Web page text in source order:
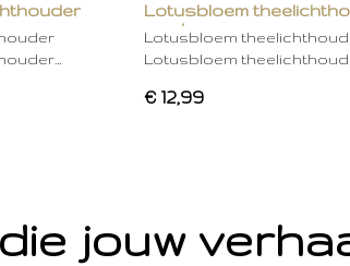
Lotusbloem
mocha
Lotusbloem
Lotusbloem
€ 12,99
jouw